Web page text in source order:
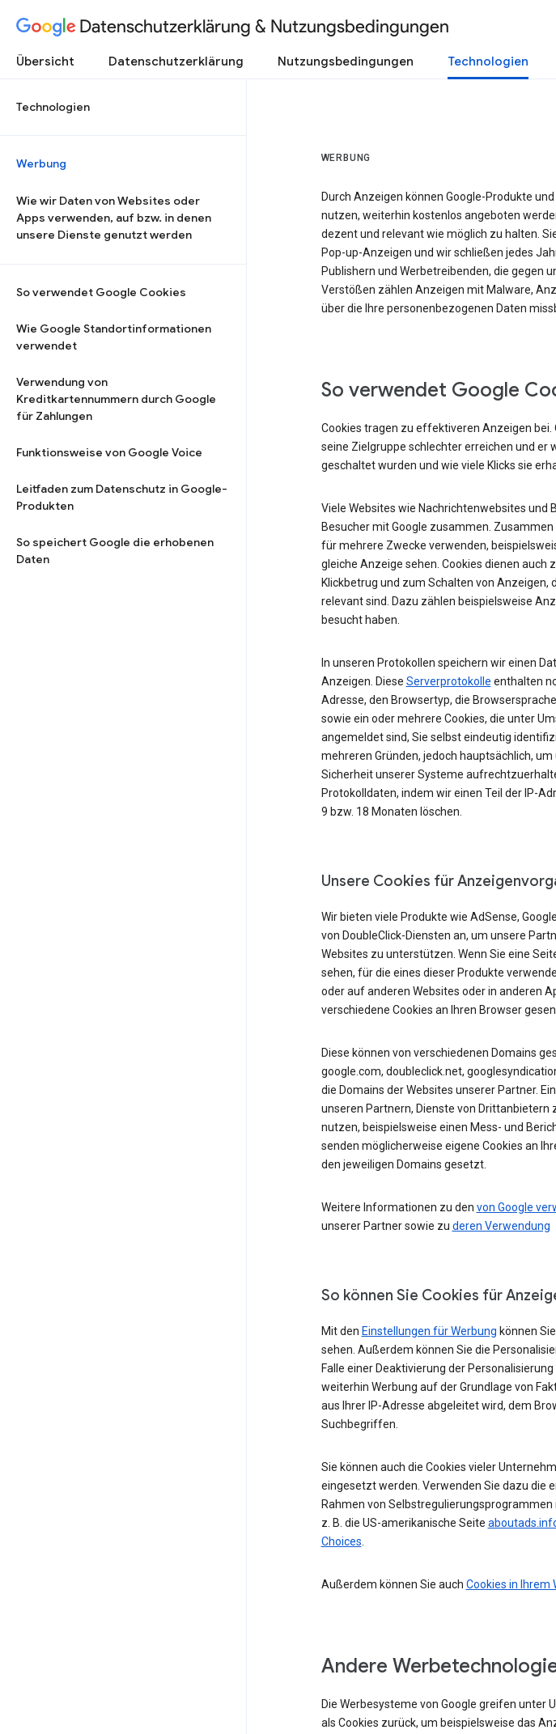
Datenschutzerklärung & Nutzungsbedingungen
Übersicht Datenschutzerklärung Nutzungsbedingungen Technologien
Technologien
Werbung
Wie wir Daten von Websites oder
Apps verwenden, auf bzw. in denen
unsere Dienste genutzt werden
So verwendet Google Cookies
Wie Google Standortinformationen
verwendet
Verwendung von
Kreditkartennummern durch Google
für Zahlungen
Funktionsweise von Google Voice
Leitfaden zum Datenschutz in Google-
Produkten
So speichert Google die erhobenen
Daten
WERBUNG
Durch Anzeigen können Google-Produkte
nutzen, weiterhin kostenlos angeboten
dezent und relevant wie möglich zu halten.
Pop-up-Anzeigen und wir schließen jedes
Publishern und Werbetreibenden, die gegen
Verstößen zählen Anzeigen mit Malware,
über die Ihre personenbezogenen Daten
So verwendet Google
Cookies tragen zu effektiveren Anzeigen bei.
seine Zielgruppe schlechter erreichen und er
geschaltet wurden und wie viele Klicks sie
Viele Websites wie Nachrichtenwebsites und
Besucher mit Google zusammen.
für mehrere Zwecke verwenden,
gleiche Anzeige sehen. Cookies dienen auch
Klickbetrug und zum Schalten von
relevant sind. Dazu zählen beispielsweise
besucht haben.
In unseren Protokollen speichern wir einen
Anzeigen. Diese Serverprotokolle enthalten
Adresse, den Browsertyp, die
sowie ein oder mehrere Cookies, die unter
angemeldet sind, Sie selbst eindeutig
mehreren Gründen, jedoch hauptsächlich,
Sicherheit unserer Systeme
Protokolldaten, indem wir einen Teil der IP-
9 bzw. 18 Monaten löschen.
Unsere Cookies für
Wir bieten viele Produkte wie AdSense,
von DoubleClick-Diensten an, um unsere
Websites zu unterstützen. Wenn Sie eine
sehen, für die eines dieser Produkte
oder auf anderen Websites oder in anderen
verschiedene Cookies an Ihren Browser
Diese können von verschiedenen Domains
google.com, doubleclick.net,
die Domains der Websites unserer Partner.
unseren Partnern, Dienste von
nutzen, beispielsweise einen Mess- und
senden möglicherweise eigene Cookies an
den jeweiligen Domains gesetzt.
Weitere Informationen zu den von Google
unserer Partner sowie zu deren Verwendung
So können Sie Cookies für
Mit den Einstellungen für Werbung können
sehen. Außerdem können Sie die
Falle einer Deaktivierung der
weiterhin Werbung auf der Grundlage von
aus Ihrer IP-Adresse abgeleitet wird, dem
Suchbegriffen.
Sie können auch die Cookies vieler
eingesetzt werden. Verwenden Sie dazu die
Rahmen von
z. B. die US-amerikanische Seite
Choices.
Außerdem können Sie auch Cookies in Ihrem
Andere
Die Werbesysteme von Google greifen unter
als Cookies zurück, um beispielsweise das